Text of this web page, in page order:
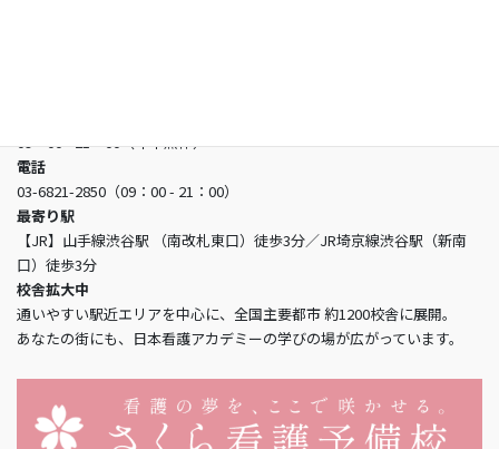
09：00 - 21：00（年中無休）
電話
03-6821-2850（09：00 - 21：00）
最寄り駅
【JR】山手線渋谷駅 （南改札東口）徒歩3分／JR埼京線渋谷駅（新南
口）徒歩3分
校舎拡大中
通いやすい駅近エリアを中心に、全国主要都市 約1200校舎に展開。
あなたの街にも、日本看護アカデミーの学びの場が広がっています。